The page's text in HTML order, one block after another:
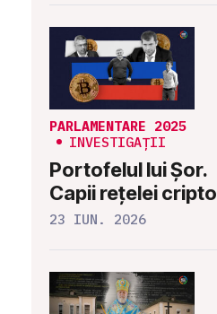
PARLAMENTARE 2025
INVESTIGAȚII
Portofelul lui Șor.
Capii rețelei cripto
23 IUN. 2026